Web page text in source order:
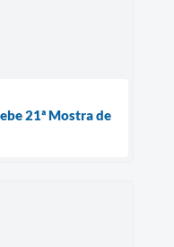
21ª Mostra de